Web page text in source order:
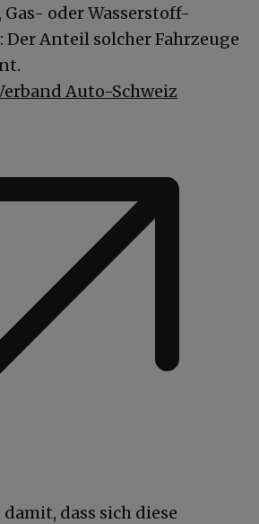
oder Wasserstoff-
Anteil solcher Fahrzeuge
Auto-Schweiz
dass sich diese